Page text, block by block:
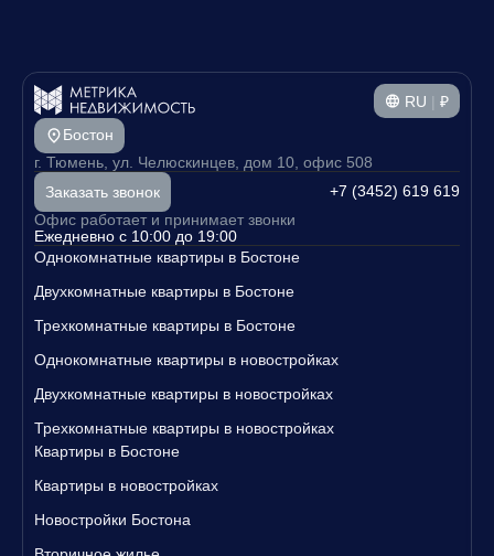
RU | ₽
Бостон
г. Тюмень, ул. Челюскинцев, дом 10, офис 508
Заказать звонок
+7 (3452) 619 619
Офис работает и принимает звонки
Ежедневно с 10:00 до 19:00
Однокомнатные квартиры в Бостоне
Двухкомнатные квартиры в Бостоне
Трехкомнатные квартиры в Бостоне
Однокомнатные квартиры в новостройках
Двухкомнатные квартиры в новостройках
Трехкомнатные квартиры в новостройках
Квартиры в Бостоне
Квартиры в новостройках
Новостройки Бостона